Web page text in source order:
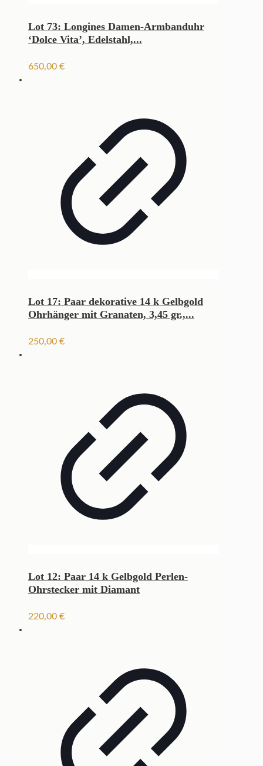
Lot 73: Longines Damen-Armbanduhr
‘Dolce Vita’, Edelstahl,...
650,00 €
Lot 17: Paar dekorative 14 k Gelbgold
Ohrhänger mit Granaten, 3,45 gr.,...
250,00 €
Lot 12: Paar 14 k Gelbgold Perlen-
Ohrstecker mit Diamant
220,00 €